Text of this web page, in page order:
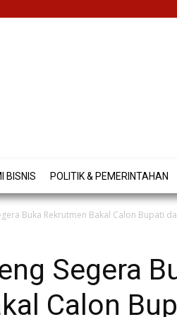
BISNIS POLITIK & PEMERINTAHAN
Buka Rekrutmen Bakal Calon Bupati
Segera
Calon